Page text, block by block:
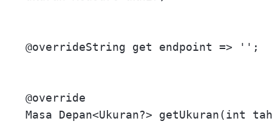
  @overrideString get endpoint => '';
  @override
Masa Depan<Ukuran?> getUkuran(int